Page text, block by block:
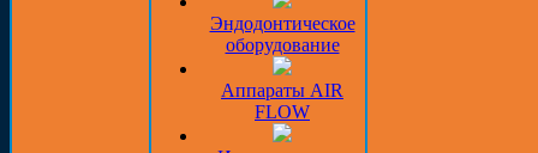
Эндодонтическое
оборудование
Аппараты AIR
FLOW